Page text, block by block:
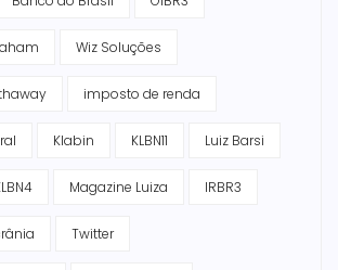
Wiz Soluções
imposto de renda
Klabin KLBN11 Luiz Barsi
Magazine Luiza IRBR3
Twitter